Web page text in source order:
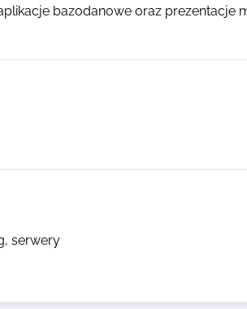
bazodanowe oraz prezentacje
serwery